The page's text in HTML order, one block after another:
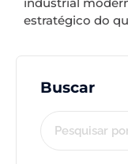
estratégico do
Buscar